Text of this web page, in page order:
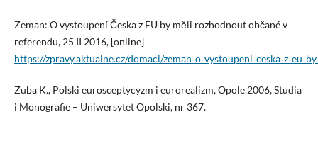
Zeman: O vystoupení Česka z EU by měli rozhodnout občané v
referendu, 25 II 2016, [online]
https://zpravy.aktualne.cz/domaci/
Zuba K., Polski eurosceptycyzm i eurorealizm, Opole 2006, Studia
i Monografie – Uniwersytet Opolski, nr 367.